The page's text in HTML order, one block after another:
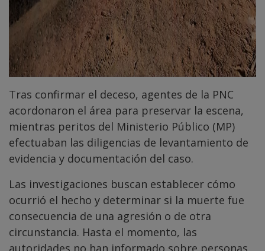
Tras confirmar el deceso, agentes de la PNC
acordonaron el área para preservar la escena,
mientras peritos del Ministerio Público (MP)
efectuaban las diligencias de levantamiento de
evidencia y documentación del caso.
Las investigaciones buscan establecer cómo
ocurrió el hecho y determinar si la muerte fue
consecuencia de una agresión o de otra
circunstancia. Hasta el momento, las
autoridades no han informado sobre personas